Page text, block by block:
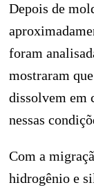
Depois de
foram
mostraram
dissolvem em
nessas
Com a
hidrogênio e